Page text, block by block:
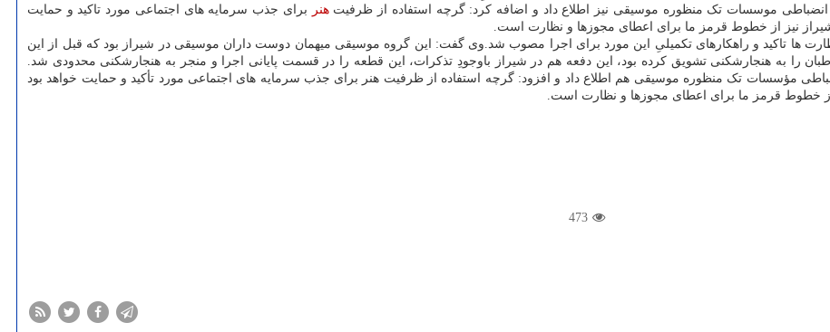
موسسات تک منظوره موسیقی نیز اطلاع داد و اضافه کرد: گرچه استفاده از ظرفیتهنر
برای جذب سرمایه های اجتماعی مورد تاکید و حمایت
نیز از خطوط قرمز ما برای اعطای مجوزها و نظارت است.
ها تاکید و راهکارهای تکمیلیِ این مورد برای اجرا مصوب شد.وی گفت: این گروه موسیقی میهمان دوست داران موسیقی در شیراز بود که قبل از این
به هنجارشکنی تشویق کرده بود، این دفعه هم در شیراز باوجودِ تذکرات، این قطعه را در قسمت پایانی اجرا و منجر به هنجارشکنی محدودی شد.
مؤسسات تک منظوره موسیقی هم اطلاع داد و افزود: گرچه استفاده از ظرفیت هنر برای جذب سرمایه های اجتماعی مورد تأکید و حمایت خواهد بود
خطوط قرمز ما برای اعطای مجوزها و نظارت است.
473